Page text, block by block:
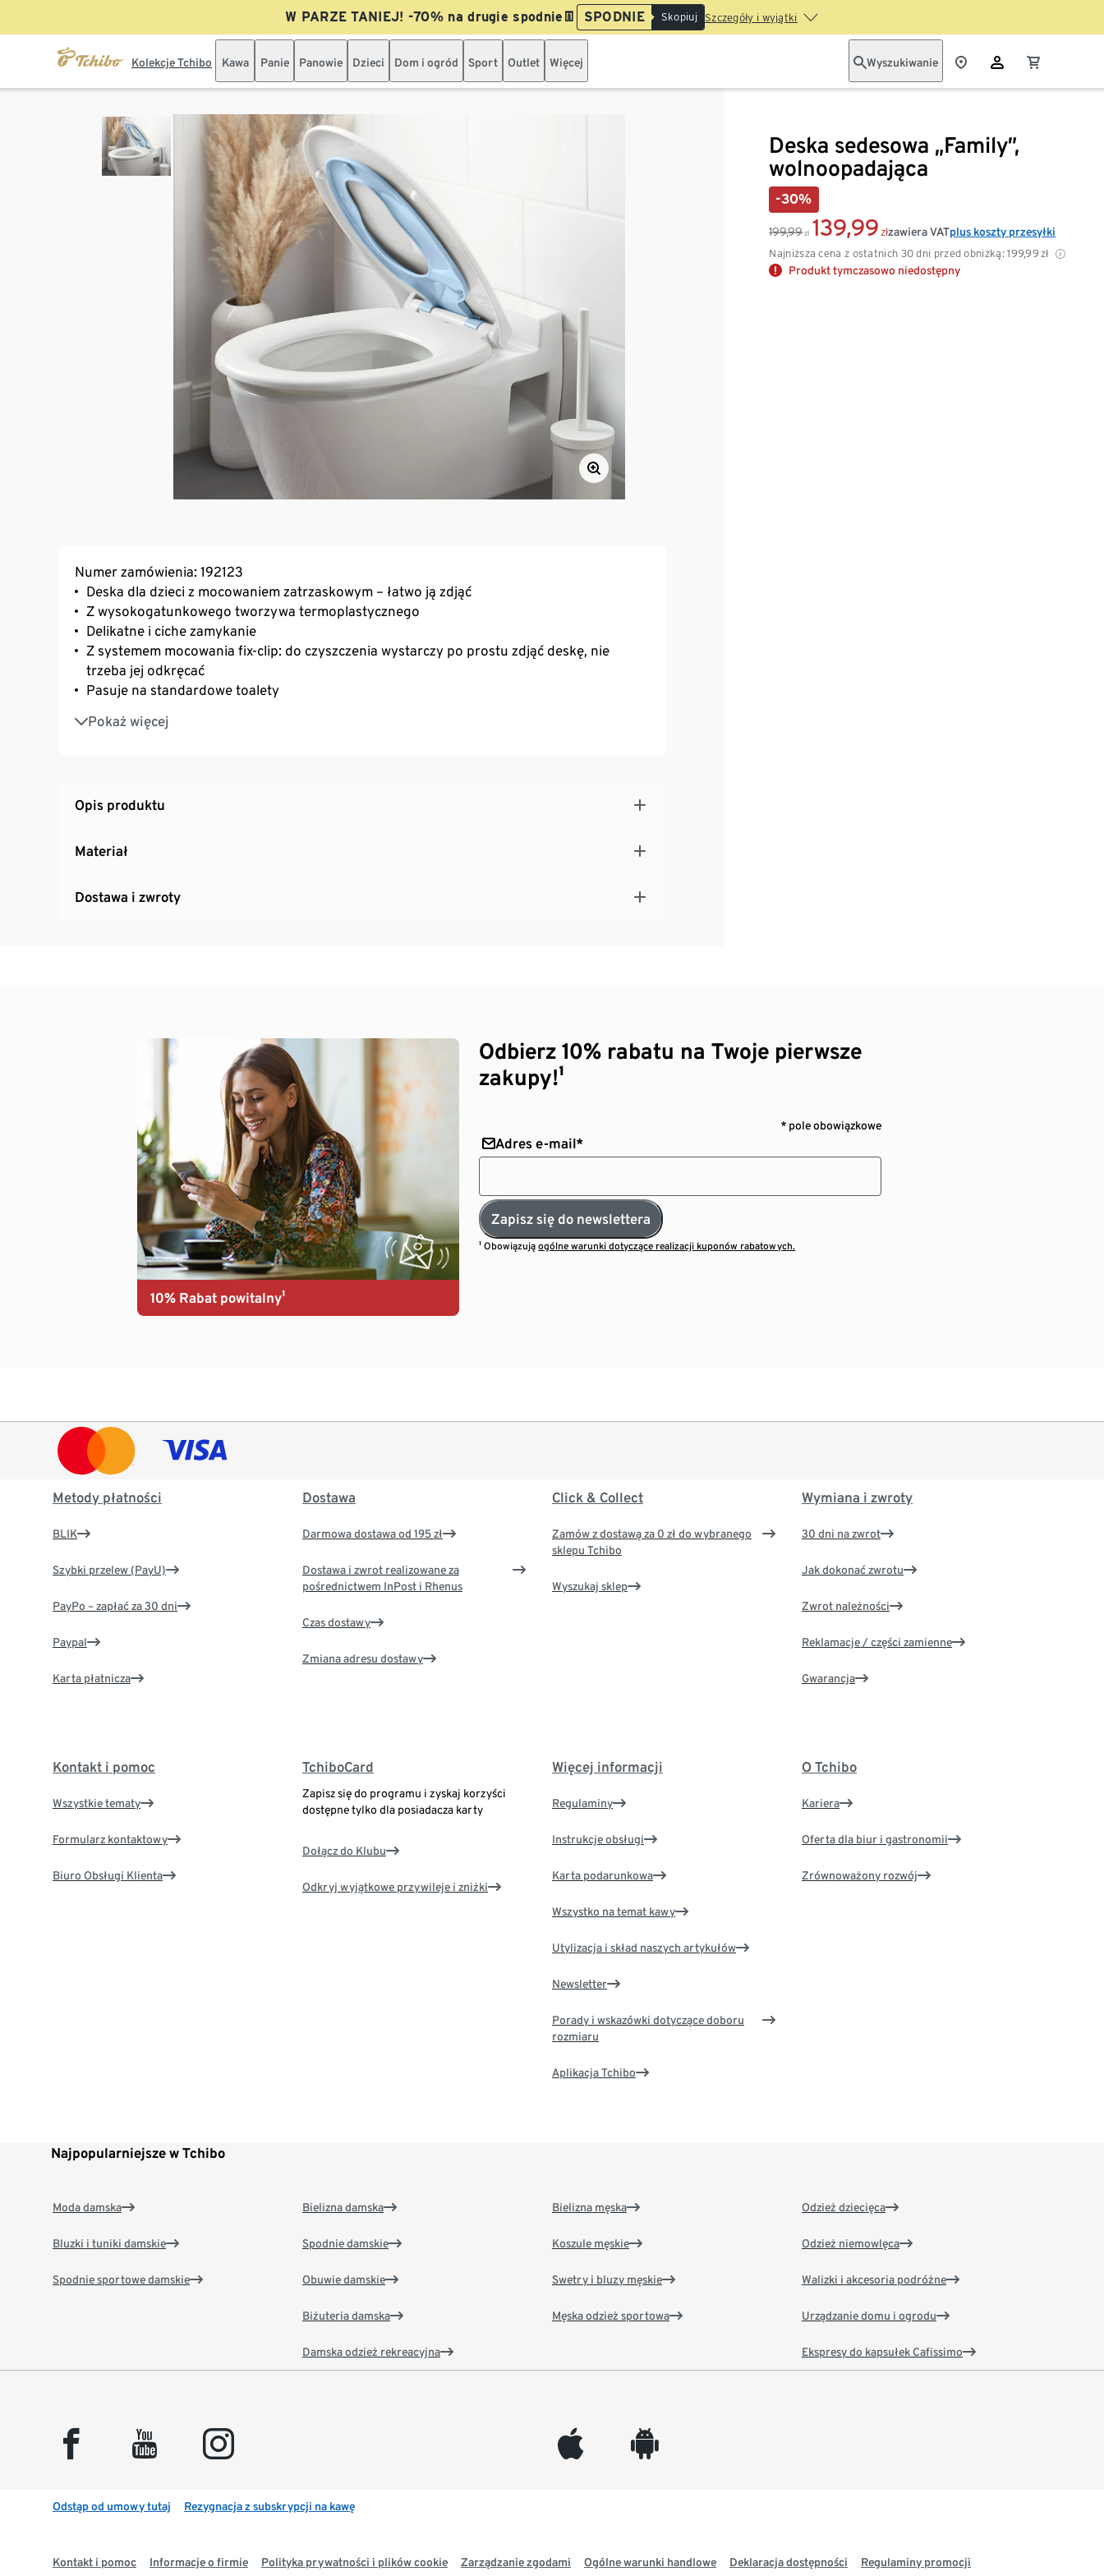
W PARZE TANIEJ! -70% na drugie spodnie👖 SPODNIE Skopiuj Szczegóły i wyjątki
Kolekcje Tchibo Kawa Panie Panowie Dzieci Dom i ogród Sport Outlet Więcej Wyszukiwanie
Deska sedesowa „Family”,
wolnoopadająca
-30%
199,99 zł 139,99 zł
Najniższa cena z ostatnich 30 dni przed obniżką: 199,99zł
zawiera VATplus koszty przesyłki
Produkt tymczasowo niedostępny
Numer zamówienia: 192123
Deska dla dzieci z mocowaniem zatrzaskowym – łatwo ją zdjąć
Z wysokogatunkowego tworzywa termoplastycznego
Delikatne i ciche zamykanie
Z systemem mocowania fix-clip: do czyszczenia wystarczy po prostu zdjąć deskę, nie
trzeba jej odkręcać
Pasuje na standardowe toalety
Pokaż więcej
Antypoślizgowe elementy na spodniej stronie
Opis produktu
Materiał
Dostawa i zwroty
10% Rabat powitalny¹
Odbierz 10% rabatu na Twoje pierwsze
zakupy!¹
* pole obowiązkowe
Adres e-mail*
Zapisz się do newslettera
¹ Obowiązująogólne warunki dotyczące realizacji kuponów rabatowych.
Metody płatności
BLIK
Szybki przelew (PayU)
PayPo – zapłać za 30 dni
Paypal
Karta płatnicza
Dostawa
Darmowa dostawa od 195 zł
Dostawa i zwrot realizowane za
pośrednictwem InPost i Rhenus
Czas dostawy
Zmiana adresu dostawy
Click & Collect
Zamów z dostawą za 0 zł do wybranego
sklepu Tchibo
Wyszukaj sklep
Wymiana i zwroty
30 dni na zwrot
Jak dokonać zwrotu
Zwrot należności
Reklamacje / części zamienne
Gwarancja
Kontakt i pomoc
Wszystkie tematy
Formularz kontaktowy
Biuro Obsługi Klienta
TchiboCard
Zapisz się do programu i zyskaj korzyści
dostępne tylko dla posiadacza karty
Dołącz do Klubu
Odkryj wyjątkowe przywileje i zniżki
Więcej informacji
Regulaminy
Instrukcje obsługi
Karta podarunkowa
Wszystko na temat kawy
Utylizacja i skład naszych artykułów
Newsletter
Porady i wskazówki dotyczące doboru
rozmiaru
Aplikacja Tchibo
O Tchibo
Kariera
Oferta dla biur i gastronomii
Zrównoważony rozwój
Najpopularniejsze w Tchibo
Moda damska
Bluzki i tuniki damskie
Spodnie sportowe damskie
Bielizna damska
Spodnie damskie
Obuwie damskie
Biżuteria damska
Damska odzież rekreacyjna
Bielizna męska
Koszule męskie
Swetry i bluzy męskie
Męska odzież sportowa
Odzież dziecięca
Odzież niemowlęca
Walizki i akcesoria podróżne
Urządzanie domu i ogrodu
Ekspresy do kapsułek Cafissimo
facebook youtube instagram appleinc android
Odstąp od umowy tutaj Rezygnacja z subskrypcji na kawę
Kontakt i pomoc Informacje o firmie Polityka prywatności i plików cookie Zarządzanie zgodami Ogólne warunki handlowe Deklaracja dostępności Regulaminy promocji